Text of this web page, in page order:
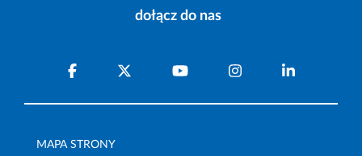
dołącz do nas
MAPA STRONY